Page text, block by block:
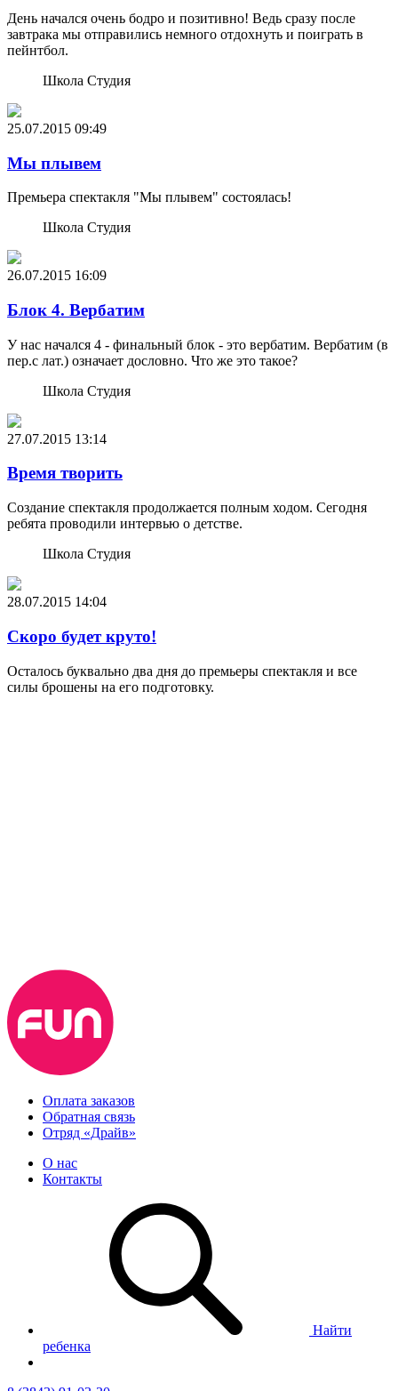
День начался очень бодро и позитивно! Ведь сразу после
завтрака мы отправились немного отдохнуть и поиграть в
пейнтбол.
Школа Студия
25.07.2015 09:49
Мы плывем
Премьера спектакля "Мы плывем" состоялась!
Школа Студия
26.07.2015 16:09
Блок 4. Вербатим
У нас начался 4 - финальный блок - это вербатим. Вербатим (в
пер.с лат.) означает дословно. Что же это такое?
Школа Студия
27.07.2015 13:14
Время творить
Создание спектакля продолжается полным ходом. Сегодня
ребята проводили интервью о детстве.
Школа Студия
28.07.2015 14:04
Скоро будет круто!
Осталось буквально два дня до премьеры спектакля и все
силы брошены на его подготовку.
Оплата заказов
Обратная связь
Отряд «Драйв»
О нас
Контакты
Найти
ребенка